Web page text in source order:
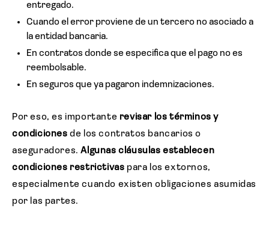
entregado.
Cuando el error proviene de un tercero no asociado a
la entidad bancaria.
En contratos donde se especifica que el pago no es
reembolsable.
En seguros que ya pagaron indemnizaciones.
Por eso, es importante revisar los términos y
condicionesde los contratos bancarios o
aseguradores.Algunas cláusulas establecen
condiciones restrictivas para los extornos,
especialmente cuando existen obligaciones asumidas
por las partes.